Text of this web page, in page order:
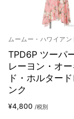
ムームー・ハワイアン
TPD6P ツーパ
レーヨン・オー
ド・ホルター
ンク
¥4,800 /税別